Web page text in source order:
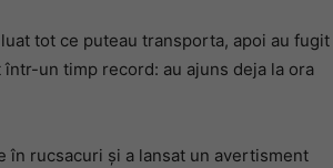
tot ce puteau transporta, apoi au fugit
un timp record: au ajuns deja la ora
în rucsacuri și a lansat un avertisment